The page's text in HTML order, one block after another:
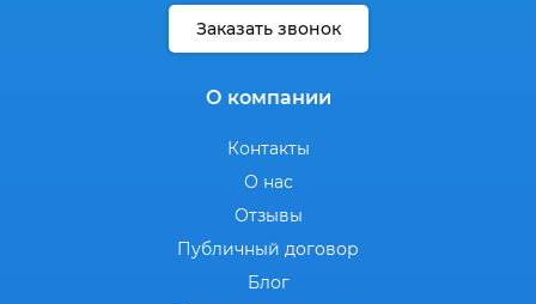
Заказать звонок
О компании
Контакты
О нас
Отзывы
Публичный договор
Блог